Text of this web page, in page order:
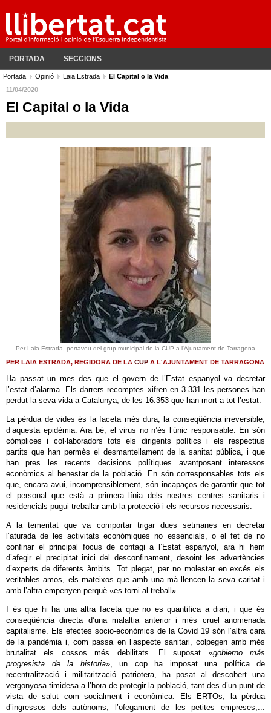
PORTADA SECCIONS
Portada Opinió Laia Estrada
El Capital o la Vida
11/04/2020
El Capital o la Vida
Per Laia Estrada, portaveu del grup municipal de la CUP a l'Ajuntament de Tarragona
PER LAIA ESTRADA, REGIDORA DE LA CUP A L'AJUNTAMENT DE TARRAGONA
Ha passat un mes des que el govern de l’Estat espanyol va decretar
l’estat d’alarma. Els darrers recomptes xifren en 3.331 les persones han
perdut la seva vida a Catalunya, de les 16.353 que han mort a tot l’estat.
La pèrdua de vides és la faceta més dura, la conseqüència irreversible,
d’aquesta epidèmia. Ara bé, el virus no n’és l’únic responsable. En són
còmplices i col·laboradors tots els dirigents polítics i els respectius
partits que han permès el desmantellament de la sanitat pública, i que
han pres les recents decisions polítiques avantposant interessos
econòmics al benestar de la població. En són corresponsables tots els
que, encara avui, incomprensiblement, són incapaços de garantir que tot
el personal que està a primera línia dels nostres centres sanitaris i
residencials pugui treballar amb la protecció i els recursos necessaris.
A la temeritat que va comportar trigar dues setmanes en decretar
l’aturada de les activitats econòmiques no essencials, o el fet de no
confinar el principal focus de contagi a l’Estat espanyol, ara hi hem
d’afegir el precipitat inici del desconfinament, desoint les advertències
d’experts de diferents àmbits. Tot plegat, per no molestar en excés els
veritables amos, els mateixos que amb una mà llencen la seva caritat i
amb l’altra empenyen perquè «es torni al treball».
I és que hi ha una altra faceta que no es quantifica a diari, i que és
conseqüència directa d’una malaltia anterior i més cruel anomenada
capitalisme. Els efectes socio-econòmics de la Covid 19 són l’altra cara
de la pandèmia i, com passa en l’aspecte sanitari, colpegen amb més
brutalitat els cossos més debilitats. El suposat «gobierno más
progresista de la historia», un cop ha imposat una política de
recentralització i militarització patriotera, ha posat al descobert una
vergonyosa timidesa a l’hora de protegir la població, tant des d’un punt de
vista de salut com socialment i econòmica. Els ERTOs, la pèrdua
d’ingressos dels autònoms, l’ofegament de les petites empreses,...